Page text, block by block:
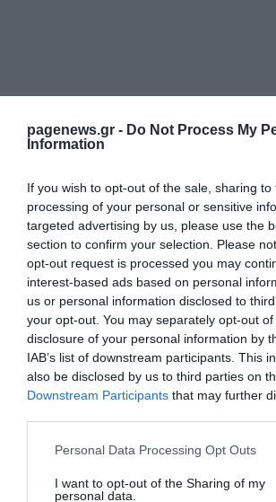
pagenews.gr - Do Not Process My
Information
If you wish to opt-out of the sale, sharing
processing of your personal or sensitive
targeted advertising by us, please use the
section to confirm your selection. Please
opt-out request is processed you may
interest-based ads based on personal
us or personal information disclosed to
your opt-out. You may separately opt-out
disclosure of your personal information by
IAB’s list of downstream participants. This
also be disclosed by us to third parties on
Downstream Participants that may further
Please note that this website/app uses one
not limited to your visit or usage behaviour.
Personal Data Processing Opt Outs
I want to opt-out of the Sharing of my
personal data.
ΡΟΗ ΕΙΔΗΣΕΩΝ
Έφτασε στην Ελλάδα η 46χρονη που
κατηγορείται για συμμετοχή στην
τραγωδία της Μαρφίν – Μεταφέρθηκε
ΓΑΔΑ
ΙΩΑΝΝΑ ΠΥΛΟΥΔΗ
07.08.2026 | 00:36
Αργολίδα: Προφυλακιστέοι οι δύο
κατηγορούμενοι για τη δολοφονία του
58χρονου ψυχολόγου
Ξεκινούν τα νυχτερινά δοκιμαστικά
προς Καλαμαριά